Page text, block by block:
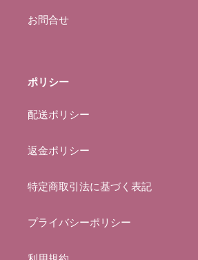
お問合せ
ポリシー
配送ポリシー
返金ポリシー
特定商取引法に基づく表記
プライバシーポリシー